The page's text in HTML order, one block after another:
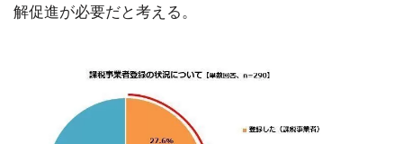
解促進が必要だと考える。